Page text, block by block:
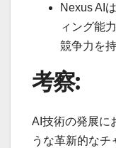
Nexus AI
ィング能
競争力を
考察:
AI技術の発展に
うな革新的なチ